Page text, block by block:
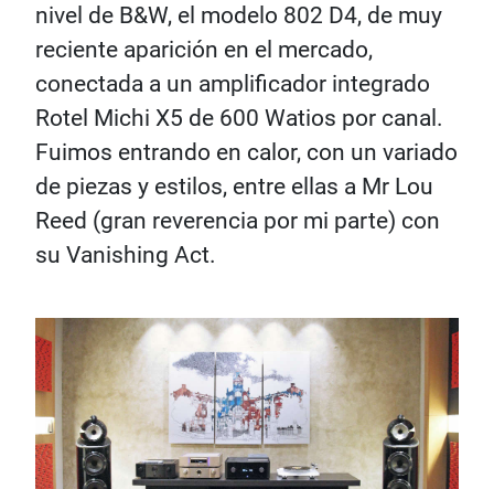
nivel de B&W, el modelo 802 D4, de muy
reciente aparición en el mercado,
conectada a un amplificador integrado
Rotel Michi X5 de 600 Watios por canal.
Fuimos entrando en calor, con un variado
de piezas y estilos, entre ellas a Mr Lou
Reed (gran reverencia por mi parte) con
su Vanishing Act.